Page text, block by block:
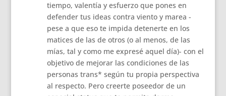
tiempo, valentía y esfuerzo que pones en
defender tus ideas contra viento y marea -
pese a que eso te impida detenerte en los
matices de las de otros (o al menos, de las
mías, tal y como me expresé aquel día)- con el
objetivo de mejorar las condiciones de las
personas trans* según tu propia perspectiva
al respecto. Pero creerte poseedor de un